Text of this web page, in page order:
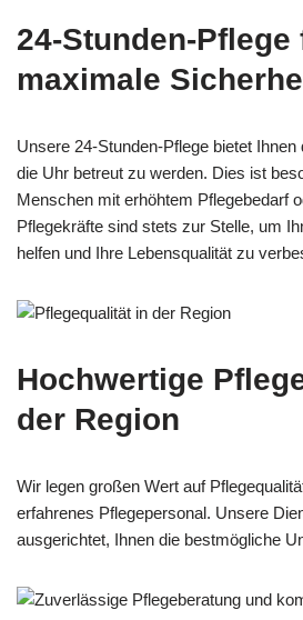
24-Stunden-Pflege
maximale
Unsere 24-Stunden-Pflege bietet
die Uhr betreut zu werden. Dies ist
Menschen mit erhöhtem Pflegebedarf
Pflegekräfte sind stets zur Stelle, um
helfen und Ihre Lebensqualität zu
Hochwertige
der Region
Wir legen großen Wert auf
erfahrenes Pflegepersonal. Unsere
ausgerichtet, Ihnen die bestmögliche